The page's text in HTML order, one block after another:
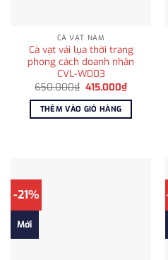
CÀ VẠT NAM
Cà vạt vải lụa thời trang
phong cách doanh nhân
CVL-WD03
650.000₫ Giá
là:
650.000₫.
415.000₫Giá
hiện
tại
415.000₫.
THÊM VÀO GIỎ HÀNG
-21%
Mới